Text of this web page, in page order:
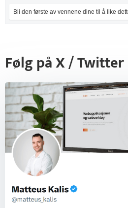
Bli den første av vennene dine til å like
Følg på X / Twitter